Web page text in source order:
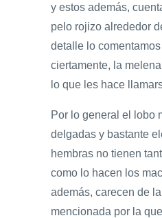
y estos además,
pelo rojizo alrededor
detalle lo
ciertamente, la
lo que les hace
Por lo general el lobo
delgadas y bastante
hembras no tienen
como lo hacen los
además, carecen de
mencionada por la